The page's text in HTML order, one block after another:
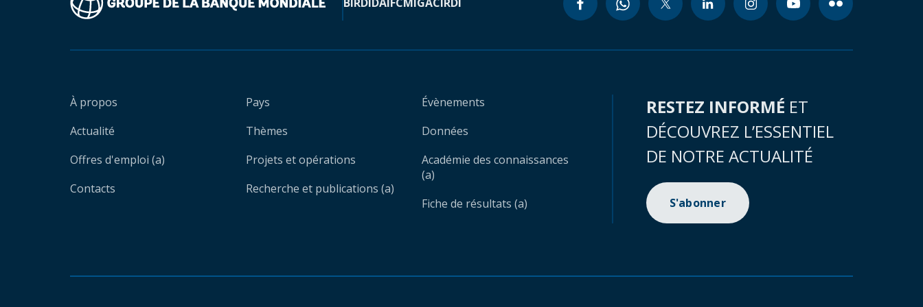
À propos
Actualité
Offres d'emploi (a)
Contacts
Pays
Thèmes
Projets et opérations
Recherche et publications (a)
Évènements
Données
Académie des connaissances
(a)
Fiche de résultats (a)
RESTEZ INFORMÉ ET
DÉCOUVREZ L’ESSENTIEL
DE NOTRE ACTUALITÉ
S'abonner